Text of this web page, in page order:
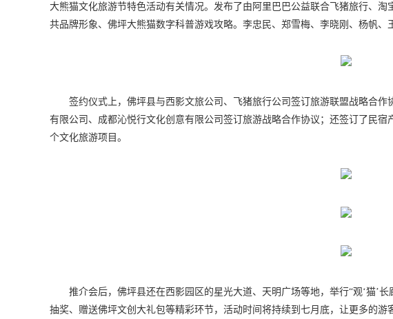
大熊猫文化旅游节特色活动有关情况。发布了由阿里巴巴公益联合飞猪旅行、
共品牌形象、佛坪大熊猫数字科普游戏攻略。李忠民、郑雪梅、李晓刚、杨帆、
签约仪式上，佛坪县与西影文旅公司、飞猪旅行公司签订旅游联盟战略合
有限公司、成都沁悦行文化创意有限公司签订旅游战略合作协议；还签订了民
个文化旅游项目。
推介会后，佛坪县还在西影园区的星光大道、天明广场等地，举行“观‘猫’长
抽奖、赠送佛坪文创大礼包等精彩环节，活动时间将持续到七月底，让更多的